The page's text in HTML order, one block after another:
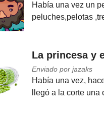
Había una vez un
peluches,pelotas
La princesa y
Enviado por jazaks
Había una vez,
llegó a la corte